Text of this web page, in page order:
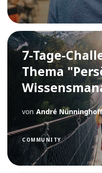
7-Tage-
Thema
von André Nünninghoff
COMMUNITY